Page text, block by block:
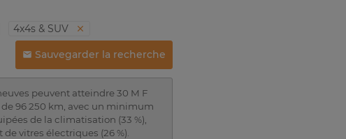
4x4s & SUV
Sauvegarder la recherche
peuvent atteindre 30 M F
de 96 250 km, avec un minimum
de la climatisation (33 %),
vitres électriques (26 %).